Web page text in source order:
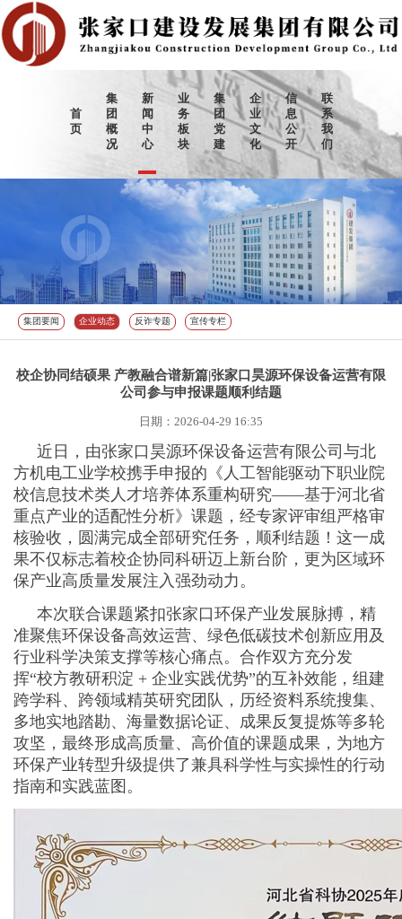
首
页
集
团
概
况
新
闻
中
心
业
务
板
块
集
团
党
建
企
业
文
化
信
息
公
开
联
系
我
们
集团要闻 企业动态 反诈专题 宣传专栏
校企协同结硕果 产教融合谱新篇|张家口昊源环保设备运营有限
公司参与申报课题顺利结题
日期：2026-04-29 16:35
近日，由张家口昊源环保设备运营有限公司与北
方机电工业学校携手申报的《人工智能驱动下职业院
校信息技术类人才培养体系重构研究——基于河北省
重点产业的适配性分析》课题，经专家评审组严格审
核验收，圆满完成全部研究任务，顺利结题！这一成
果不仅标志着校企协同科研迈上新台阶，更为区域环
保产业高质量发展注入强劲动力。
本次联合课题紧扣张家口环保产业发展脉搏，精
准聚焦环保设备高效运营、绿色低碳技术创新应用及
行业科学决策支撑等核心痛点。合作双方充分发
挥“校方教研积淀 + 企业实践优势”的互补效能，组建
跨学科、跨领域精英研究团队，历经资料系统搜集、
多地实地踏勘、海量数据论证、成果反复提炼等多轮
攻坚，最终形成高质量、高价值的课题成果，为地方
环保产业转型升级提供了兼具科学性与实操性的行动
指南和实践蓝图。